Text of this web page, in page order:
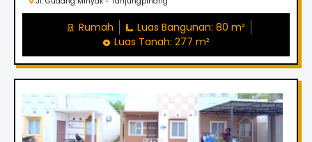
Rumah
Luas Bangunan: 80 m²
Luas Tanah: 277 m²